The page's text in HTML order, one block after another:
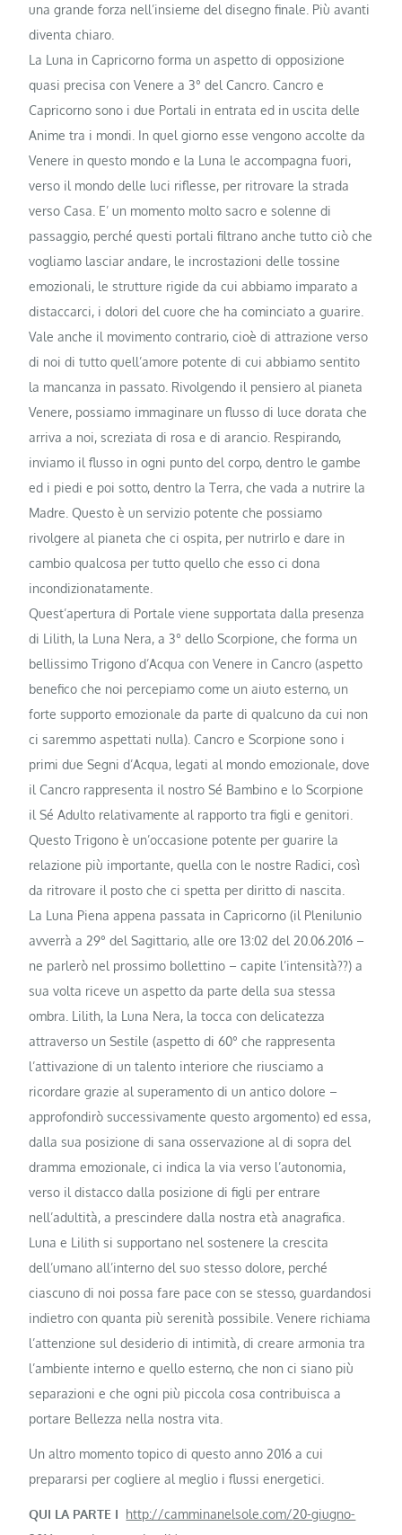
una grande forza nell’insieme del disegno finale. Più avanti
diventa chiaro.
La Luna in Capricorno forma un aspetto di opposizione
quasi precisa con Venere a 3° del Cancro. Cancro e
Capricorno sono i due Portali in entrata ed in uscita delle
Anime tra i mondi. In quel giorno esse vengono accolte da
Venere in questo mondo e la Luna le accompagna fuori,
verso il mondo delle luci riflesse, per ritrovare la strada
verso Casa. E’ un momento molto sacro e solenne di
passaggio, perché questi portali filtrano anche tutto ciò che
vogliamo lasciar andare, le incrostazioni delle tossine
emozionali, le strutture rigide da cui abbiamo imparato a
distaccarci, i dolori del cuore che ha cominciato a guarire.
Vale anche il movimento contrario, cioè di attrazione verso
di noi di tutto quell’amore potente di cui abbiamo sentito
la mancanza in passato. Rivolgendo il pensiero al pianeta
Venere, possiamo immaginare un flusso di luce dorata che
arriva a noi, screziata di rosa e di arancio. Respirando,
inviamo il flusso in ogni punto del corpo, dentro le gambe
ed i piedi e poi sotto, dentro la Terra, che vada a nutrire la
Madre. Questo è un servizio potente che possiamo
rivolgere al pianeta che ci ospita, per nutrirlo e dare in
cambio qualcosa per tutto quello che esso ci dona
incondizionatamente.
Quest’apertura di Portale viene supportata dalla presenza
di Lilith, la Luna Nera, a 3° dello Scorpione, che forma un
bellissimo Trigono d’Acqua con Venere in Cancro (aspetto
benefico che noi percepiamo come un aiuto esterno, un
forte supporto emozionale da parte di qualcuno da cui non
ci saremmo aspettati nulla). Cancro e Scorpione sono i
primi due Segni d’Acqua, legati al mondo emozionale, dove
il Cancro rappresenta il nostro Sé Bambino e lo Scorpione
il Sé Adulto relativamente al rapporto tra figli e genitori.
Questo Trigono è un’occasione potente per guarire la
relazione più importante, quella con le nostre Radici, così
da ritrovare il posto che ci spetta per diritto di nascita.
La Luna Piena appena passata in Capricorno (il Plenilunio
avverrà a 29° del Sagittario, alle ore 13:02 del 20.06.2016 –
ne parlerò nel prossimo bollettino – capite l’intensità??) a
sua volta riceve un aspetto da parte della sua stessa
ombra. Lilith, la Luna Nera, la tocca con delicatezza
attraverso un Sestile (aspetto di 60° che rappresenta
l’attivazione di un talento interiore che riusciamo a
ricordare grazie al superamento di un antico dolore –
approfondirò successivamente questo argomento) ed essa,
dalla sua posizione di sana osservazione al di sopra del
dramma emozionale, ci indica la via verso l’autonomia,
verso il distacco dalla posizione di figli per entrare
nell’adultità, a prescindere dalla nostra età anagrafica.
Luna e Lilith si supportano nel sostenere la crescita
dell’umano all’interno del suo stesso dolore, perché
ciascuno di noi possa fare pace con se stesso, guardandosi
indietro con quanta più serenità possibile. Venere richiama
l’attenzione sul desiderio di intimità, di creare armonia tra
l’ambiente interno e quello esterno, che non ci siano più
separazioni e che ogni più piccola cosa contribuisca a
portare Bellezza nella nostra vita.
Un altro momento topico di questo anno 2016 a cui
prepararsi per cogliere al meglio i flussi energetici.
QUI LA PARTE I http://camminanelsole.com/20-giugno-